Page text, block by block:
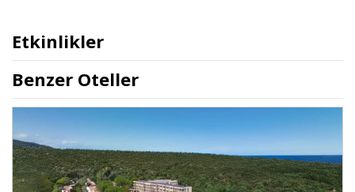
Etkinlikler
Benzer Oteller